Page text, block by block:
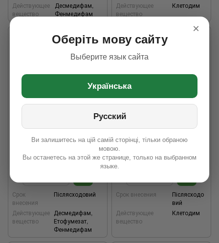
Действующее
вещество
Десмедифам,
Фенмедифам
Действующее
вещество
Клетодим
1
Гербицид Альфа-Бригадир (5
2 410 грн
Срок
внесения
Післясходовий
Действующее
вещество
Десмедифам,
Етофумезат,
Фенмедифам
Гербицид Антизлак (5
литрив)
5 360 грн
Срок внесения
Післясходо
вий
Действующее
вещество
Клетодим
×
Оберіть мову сайту
Выберите язык сайта
Українська
Русский
Ви залишитесь на цій самій сторінці, тільки обраною
мовою.
Вы останетесь на этой же странице, только на выбранном
языке.